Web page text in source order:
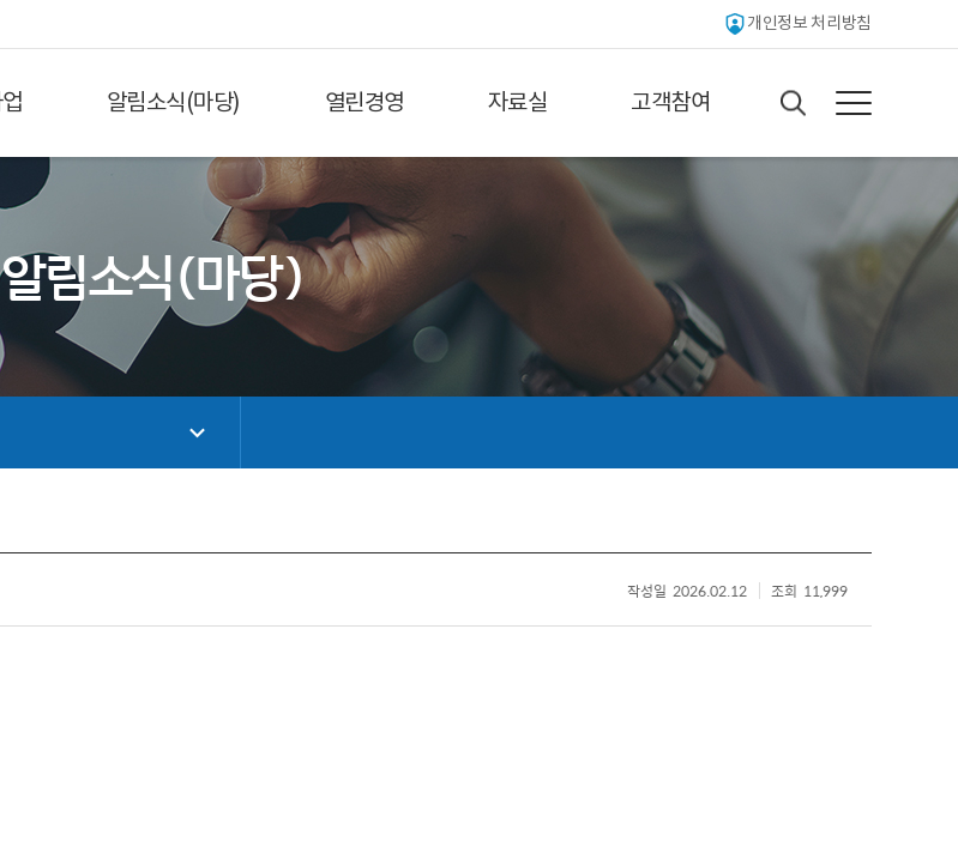
개인정보 처리방침
알림소식(마당) 열린경영 자료실 고객참여
알림소식(마당)
작성일 2026.02.12 조회 11,999